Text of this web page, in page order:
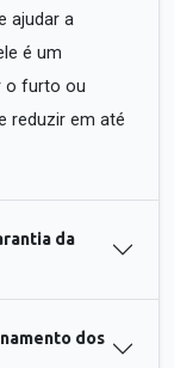
ajudar a
é um
o furto ou
reduzir em até
da
dos